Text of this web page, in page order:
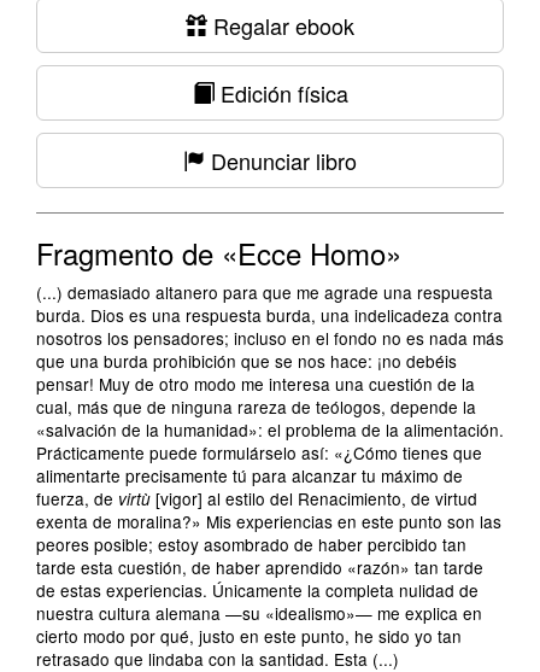
Regalar ebook
Edición física
Denunciar libro
Fragmento de «Ecce Homo»
(...) demasiado altanero para que me agrade una respuesta
burda. Dios es una respuesta burda, una indelicadeza contra
nosotros los pensadores; incluso en el fondo no es nada más
que una burda prohibición que se nos hace: ¡no debéis
pensar! Muy de otro modo me interesa una cuestión de la
cual, más que de ninguna rareza de teólogos, depende la
«salvación de la humanidad»: el problema de la alimentación.
Prácticamente puede formulárselo así: «¿Cómo tienes que
alimentarte precisamente tú para alcanzar tu máximo de
fuerza, de virtù [vigor] al estilo del Renacimiento, de virtud
exenta de moralina?» Mis experiencias en este punto son las
peores posible; estoy asombrado de haber percibido tan
tarde esta cuestión, de haber aprendido «razón» tan tarde
de estas experiencias. Únicamente la completa nulidad de
nuestra cultura alemana —su «idealismo»— me explica en
cierto modo por qué, justo en este punto, he sido yo tan
retrasado que lindaba con la santidad. Esta (...)